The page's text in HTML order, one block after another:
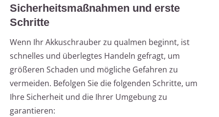
Sicherheitsmaßnahmen und erste
Schritte
Wenn Ihr Akkuschrauber zu qualmen beginnt, ist
schnelles und überlegtes Handeln gefragt, um
größeren Schaden und mögliche Gefahren zu
vermeiden. Befolgen Sie die folgenden Schritte, um
Ihre Sicherheit und die Ihrer Umgebung zu
garantieren: